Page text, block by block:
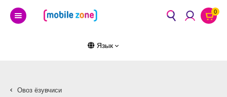
0
Язык
Овоз ёзувчиси